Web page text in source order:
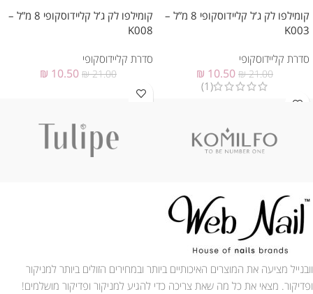
קומילפו לק ג’ל קליידוסקופי 8 מ”ל –
K003
סדרת קליידוסקופי
₪21.00
₪ 10.50
(1)
קומילפו לק ג’ל קליידוסקופי 8 מ”ל –
K008
סדרת קליידוסקופי
₪21.00
₪ 10.50
וובנייל מציעה את המוצרים האיכותיים ביותר ובמחירים הזולים ביותר למניקור
ופדיקור. מצאי את כל מה שאת צריכה כדי להגיע למניקור ופדיקור מושלמים!